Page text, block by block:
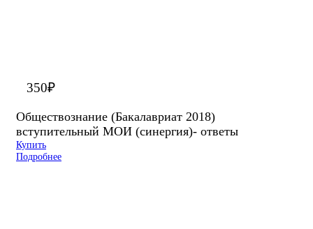
350₽
Обществознание (Бакалавриат 2018)
вступительный МОИ (синергия)- ответы
Купить
Подробнее